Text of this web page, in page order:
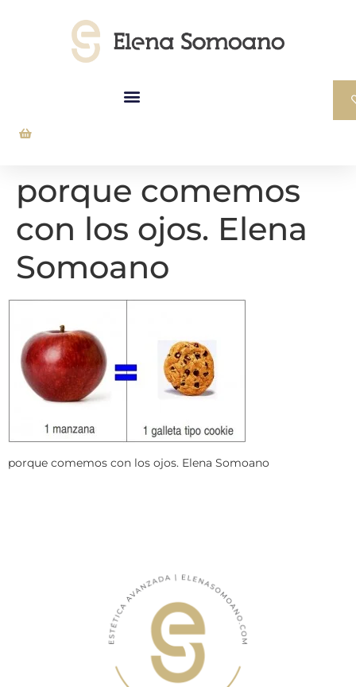
porque comemos
con los ojos. Elena
Somoano
porque comemos con los ojos. Elena Somoano